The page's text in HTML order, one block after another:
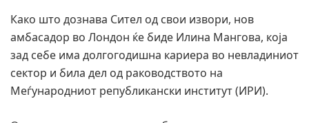
Како што дознава Сител од свои извори, нов
амбасадор во Лондон ќе биде Илина Мангова, која
зад себе има долгогодишна кариера во невладиниот
сектор и била дел од раководството на
Меѓународниот републикански институт (ИРИ).